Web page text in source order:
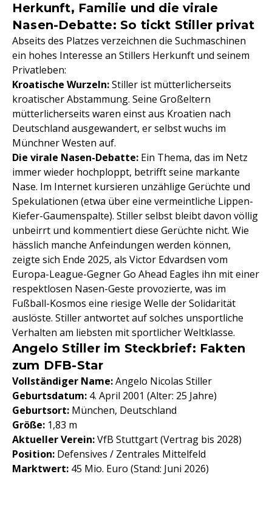
Herkunft, Familie und die virale
Nasen-Debatte: So tickt Stiller privat
Abseits des Platzes verzeichnen die Suchmaschinen
ein hohes Interesse an Stillers Herkunft und seinem
Privatleben:
Kroatische Wurzeln:Stiller ist mütterlicherseits
kroatischer Abstammung. Seine Großeltern
mütterlicherseits waren einst aus Kroatien nach
Deutschland ausgewandert, er selbst wuchs im
Münchner Westen auf.
Die virale Nasen-Debatte: Ein Thema, das im Netz
immer wieder hochploppt, betrifft seine markante
Nase. Im Internet kursieren unzählige Gerüchte und
Spekulationen (etwa über eine vermeintliche Lippen-
Kiefer-Gaumenspalte). Stiller selbst bleibt davon völlig
unbeirrt und kommentiert diese Gerüchte nicht. Wie
hässlich manche Anfeindungen werden können,
zeigte sich Ende 2025, als Victor Edvardsen vom
Europa-League-Gegner Go Ahead Eagles ihn mit einer
respektlosen Nasen-Geste provozierte, was im
Fußball-Kosmos eine riesige Welle der Solidarität
auslöste. Stiller antwortet auf solches unsportliche
Verhalten am liebsten mit sportlicher Weltklasse.
Angelo Stiller im Steckbrief: Fakten
zum DFB-Star
Vollständiger Name:Angelo Nicolas Stiller
Geburtsdatum: 4. April 2001 (Alter: 25 Jahre)
Geburtsort: München, Deutschland
Größe: 1,83 m
Aktueller Verein:VfB Stuttgart (Vertrag bis 2028)
Position: Defensives / Zentrales Mittelfeld
Marktwert: 45 Mio. Euro (Stand: Juni 2026)